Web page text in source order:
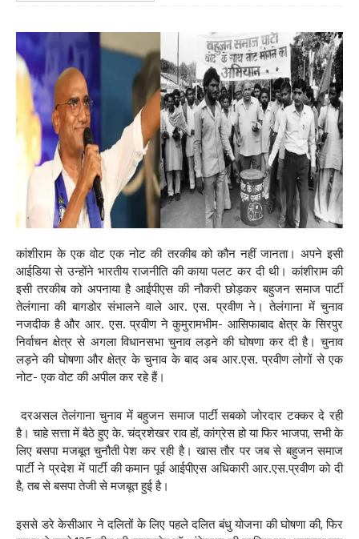
कांशीराम के एक वोट एक नोट की तरकीब को कौन नहीं जानता। अपने इसी
आईडिया से उन्होंने भारतीय राजनीति की काया पलट कर दी थी। कांशीराम की
इसी तरकीब को अपनाया है आईपीएस की नौकरी छोड़कर बहुजन समाज पार्टी
तेलंगाना की बागडोर संभालने वाले आर. एस. प्रवीण ने। तेलंगाना में चुनाव
नजदीक है और आर. एस. प्रवीण ने कुमुरामभीम- आसिफाबाद क्षेत्र के सिरपुर
निर्वाचन क्षेत्र से अगला विधानसभा चुनाव लड़ने की घोषणा कर दी है। चुनाव
लड़ने की घोषणा और क्षेत्र के चुनाव के बाद अब आर.एस. प्रवीण लोगों से एक
नोट- एक वोट की अपील कर रहे हैं।
दरअसल तेलंगाना चुनाव में बहुजन समाज पार्टी सबको जोरदार टक्कर दे रही
है। चाहे सत्ता में बैठे हुए के. चंद्रशेखर राव हों, कांग्रेस हो या फिर भाजपा, सभी के
लिए बसपा मजबूत चुनौती पेश कर रही है। खास तौर पर जब से बहुजन समाज
पार्टी ने प्रदेश में पार्टी की कमान पूर्व आईपीएस अधिकारी आर.एस.प्रवीण को दी
है, तब से बसपा तेजी से मजबूत हुई है।
इससे डरे केसीआर ने दलितों के लिए पहले दलित बंधु योजना की घोषणा की, फिर